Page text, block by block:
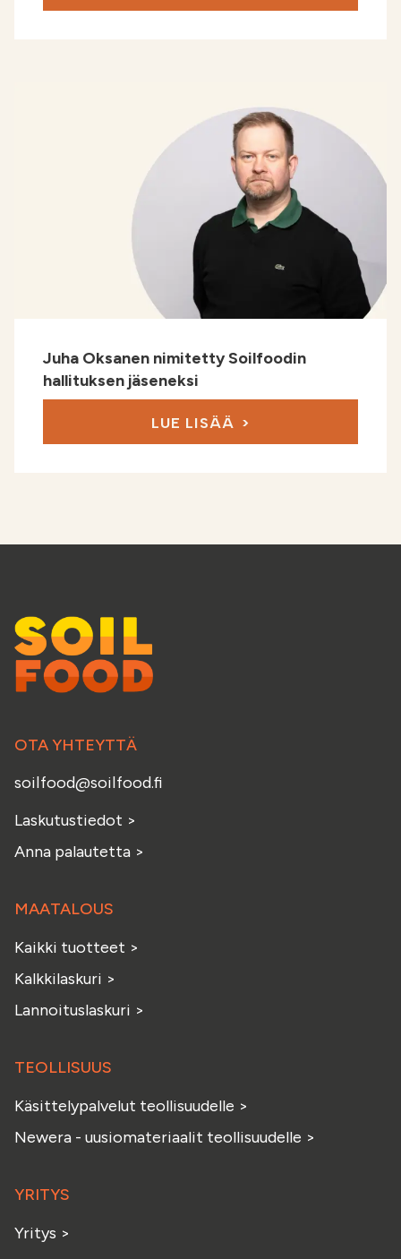
Juha Oksanen nimitetty Soilfoodin
hallituksen jäseneksi
LUE LISÄÄ
OTA YHTEYTTÄ
soilfood@soilfood.fi
Laskutustiedot >
Anna palautetta >
MAATALOUS
Kaikki tuotteet >
Kalkkilaskuri >
Lannoituslaskuri >
TEOLLISUUS
Käsittelypalvelut teollisuudelle >
Newera - uusiomateriaalit teollisuudelle >
YRITYS
Yritys >